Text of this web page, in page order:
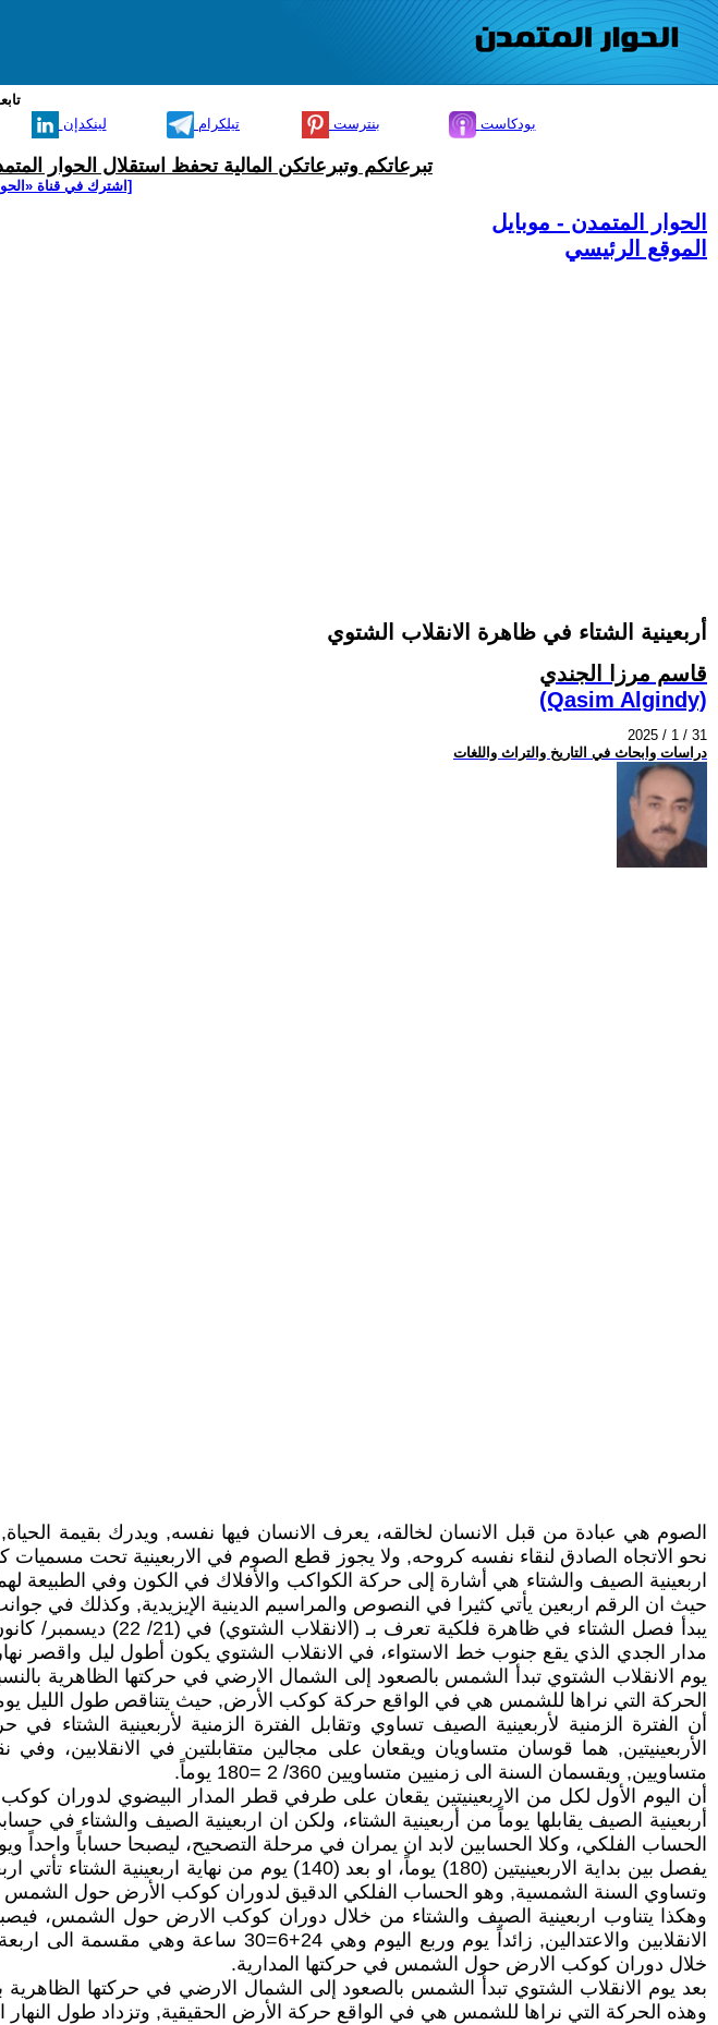
لينكدإن تيلكرام بنترست بودكاست
تبرعاتكم وتبرعاتكن المالية تحفظ استقلال الحوار
[اشترك في قناة
الحوار المتمدن - موبايل
الموقع الرئيسي
أربعينية الشتاء في ظاهرة الانقلاب الشتوي
قاسم مرزا الجندي
(Qasim Algindy)
2025 / 1 / 31
دراسات وابحاث في التاريخ والتراث واللغات
الصوم هي عبادة من قبل الانسان لخالقه، يعرف الانسان فيها نفسه, ويدرك بقيمة
نحو الاتجاه الصادق لنقاء نفسه كروحه, ولا يجوز قطع الصوم في الاربعينية تحت مسميات
اربعينية الصيف والشتاء هي أشارة إلى حركة الكواكب والأفلاك في الكون وفي الطبيعة
حيث ان الرقم اربعين يأتي كثيرا في النصوص والمراسيم الدينية الإيزيدية, وكذلك في جوانب
مدار الجدي الذي يقع جنوب خط الاستواء، في الانقلاب الشتوي يكون أطول ليل
يوم الانقلاب الشتوي تبدأ الشمس بالصعود إلى الشمال الارضي في حركتها الظاهرية
الحركة التي نراها للشمس هي في الواقع حركة كوكب الأرض, حيث يتناقص طول الليل يوما
أن الفترة الزمنية لأربعينية الصيف تساوي وتقابل الفترة الزمنية لأربعينية
الأربعينيتين, هما قوسان متساويان ويقعان على مجالين متقابلتين في
متساويين, ويقسمان السنة الى زمنيين متساويين 360/ 2 =180 يوماً.
أن اليوم الأول لكل من الاربعينيتين يقعان على طرفي قطر المدار البيضوي لدوران
أربعينية الصيف يقابلها يوماً من أربعينية الشتاء، ولكن ان اربعينية الصيف والشتاء
الحساب الفلكي، وكلا الحسابين لابد ان يمران في مرحلة التصحيح، ليصبحا حساباً واحداً
وتساوي السنة الشمسية, وهو الحساب الفلكي الدقيق لدوران كوكب الأرض حول الشمس
خلال دوران كوكب الارض حول الشمس في حركتها المدارية.
بعد يوم الانقلاب الشتوي تبدأ الشمس بالصعود إلى الشمال الارضي في حركتها
وهذه الحركة التي نراها للشمس هي في الواقع حركة الأرض الحقيقية, وتزداد طول